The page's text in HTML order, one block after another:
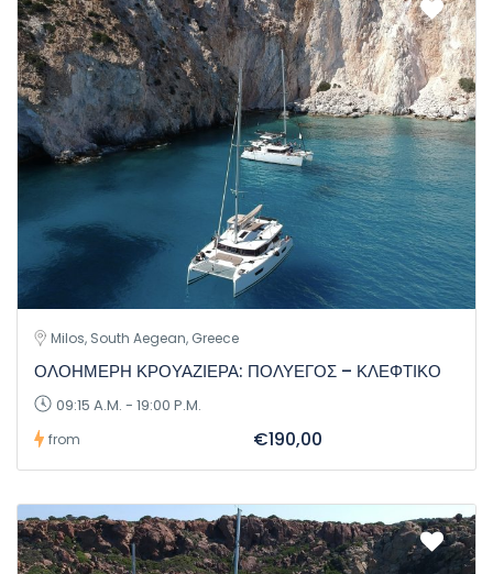
Milos, South Aegean, Greece
ΟΛΟΗΜΕΡΗ ΚΡΟΥΑΖΙΕΡΑ: ΠΟΛΥΕΓΟΣ – ΚΛΕΦΤΙΚΟ
09:15 A.M. - 19:00 P.M.
from €190,00